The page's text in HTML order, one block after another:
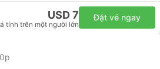
USD 7
tính trên một người lớn
Đặt vé ngay